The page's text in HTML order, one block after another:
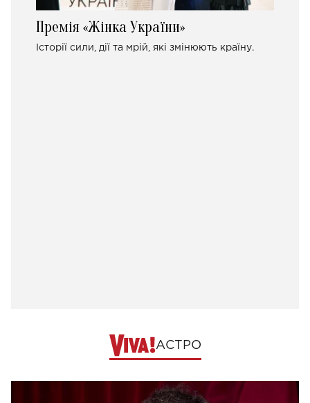
Премія «Жінка України»
Історії сили, дії та мрій, які змінюють країну.
АСТРО